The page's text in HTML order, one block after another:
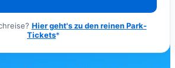
Hier geht's zu den reinen Park-
Tickets